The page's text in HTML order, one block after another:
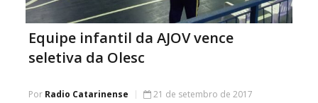
Equipe infantil da AJOV vence
seletiva da Olesc
Por Radio Catarinense 21 de setembro de 2017